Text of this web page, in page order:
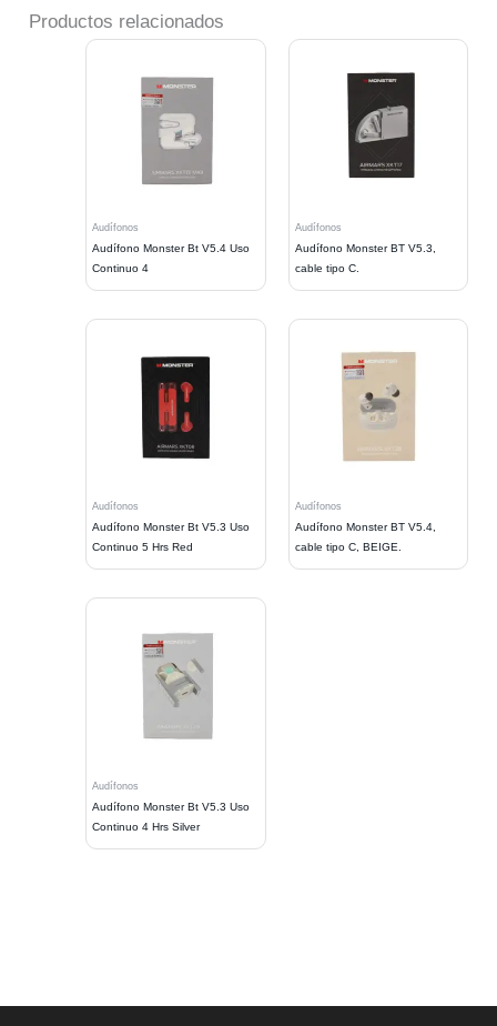
Productos relacionados
Audífonos
Audífono Monster Bt V5.4 Uso
Continuo 4
Audífonos
Audífono Monster BT V5.3,
cable tipo C.
Audífonos
Audífono Monster Bt V5.3 Uso
Continuo 5 Hrs Red
Audífonos
Audífono Monster BT V5.4,
cable tipo C, BEIGE.
Audífonos
Audífono Monster Bt V5.3 Uso
Continuo 4 Hrs Silver